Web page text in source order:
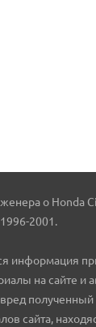
о Honda
1996-2001.
информация
на сайте и
полученный
сайта,